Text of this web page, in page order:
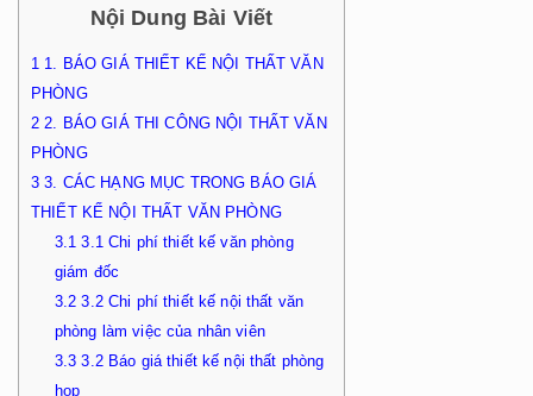
Nội Dung Bài Viết
1 1. BÁO GIÁ THIẾT KẾ NỘI THẤT VĂN
PHÒNG
2 2. BÁO GIÁ THI CÔNG NỘI THẤT VĂN
PHÒNG
3 3. CÁC HẠNG MỤC TRONG BÁO GIÁ
THIẾT KẾ NỘI THẤT VĂN PHÒNG
3.1 3.1 Chi phí thiết kế văn phòng
giám đốc
3.2 3.2 Chi phí thiết kế nội thất văn
phòng làm việc của nhân viên
3.3 3.2 Báo giá thiết kế nội thất phòng
họp